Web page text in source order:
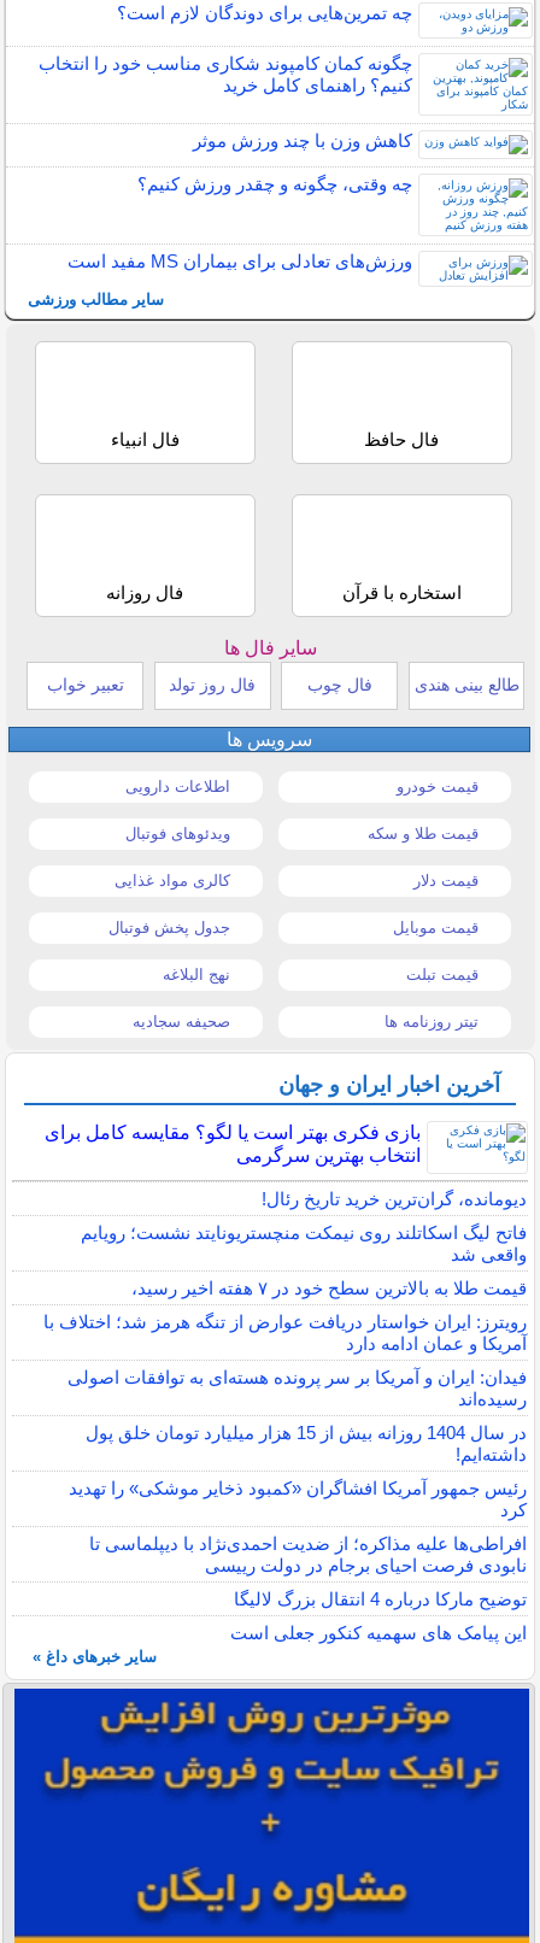
چه تمرین‌هایی برای دوندگان لازم است؟
چگونه کمان کامپوند شکاری مناسب خود را انتخاب
کنیم؟ راهنمای کامل خرید
کاهش وزن با چند ورزش موثر
چه وقتی، چگونه و چقدر ورزش کنیم؟
ورزش‌های تعادلی برای بیماران MS مفید است
سایر مطالب ورزشی
فال حافظ فال انبیاء
استخاره با قرآن فال روزانه
سایر فال ها
طالع بینی هندی فال چوب فال روز تولد تعبیر خواب
سرویس ها
قیمت خودرو اطلاعات دارویی
قیمت طلا و سکه ویدئوهای فوتبال
قیمت دلار کالری مواد غذایی
قیمت موبایل جدول پخش فوتبال
قیمت تبلت نهج البلاغه
تیتر روزنامه ها صحیفه سجادیه
آخرین اخبار ایران و جهان
بازی فکری بهتر است یا لگو؟ مقایسه کامل برای
انتخاب بهترین سرگرمی
دیومانده، گران‌ترین خرید تاریخ رئال!
فاتح لیگ اسکاتلند روی نیمکت منچستریونایتد نشست؛ رویایم
واقعی شد
قیمت طلا به بالاترین سطح خود در ۷ هفته اخیر رسید،
رویترز: ایران خواستار دریافت عوارض از تنگه هرمز شد؛ اختلاف با
آمریکا و عمان ادامه دارد
فیدان: ایران و آمریکا بر سر پرونده هسته‌ای به توافقات اصولی
رسیده‌اند
در سال 1404 روزانه بیش از 15 هزار میلیارد تومان خلق پول
داشته‌ایم!
رئیس جمهور آمریکا افشاگران «کمبود ذخایر موشکی» را تهدید
کرد
افراطی‌ها علیه مذاکره؛ از ضدیت احمدی‌نژاد با دیپلماسی تا
نابودی فرصت احیای برجام در دولت رییسی
توضیح مارکا درباره 4 انتقال بزرگ لالیگا
این پیامک های سهمیه کنکور جعلی است
سایر خبرهای داغ »